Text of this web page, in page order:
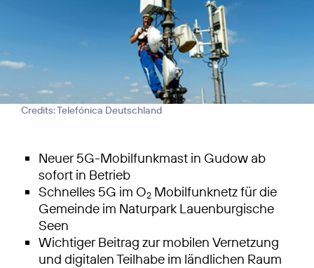
Credits: Telefónica Deutschland
Neuer 5G-Mobilfunkmast in Gudow ab
sofort in Betrieb
Schnelles 5G im O2 Mobilfunknetz für die
Gemeinde im Naturpark Lauenburgische
Seen
Wichtiger Beitrag zur mobilen Vernetzung
und digitalen Teilhabe im ländlichen Raum